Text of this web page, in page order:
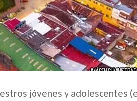
jóvenes y adolescentes